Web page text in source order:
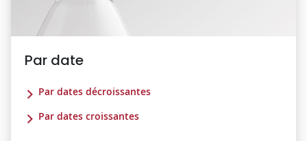
Par date
Par dates décroissantes
Par dates croissantes